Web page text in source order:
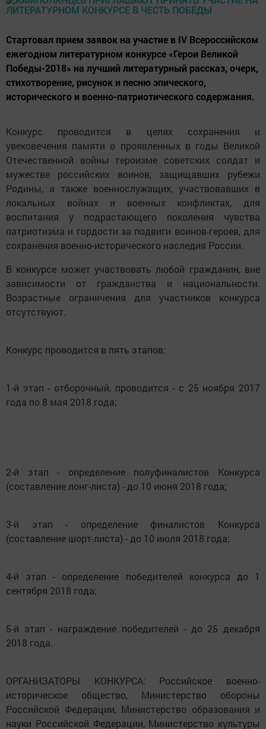
Стартовал прием заявок на участие в IV Всероссийском
ежегодном литературном конкурсе «Герои Великой
Победы-2018» на лучший литературный рассказ, очерк,
стихотворение, рисунок и песню эпического,
исторического и военно-патриотического содержания.
Конкурс проводится в целях сохранения и
увековечения памяти о проявленных в годы Великой
Отечественной войны героизме советских солдат и
мужестве российских воинов, защищавших рубежи
Родины, а также военнослужащих, участвовавших в
локальных войнах и военных конфликтах, для
воспитания у подрастающего поколения чувства
патриотизма и гордости за подвиги воинов-героев, для
сохранения военно-исторического наследия России.
В конкурсе может участвовать любой гражданин, вне
зависимости от гражданства и национальности.
Возрастные ограничения для участников конкурса
отсутствуют.
Конкурс проводится в пять этапов:
1-й этап - отборочный, проводится - с 25 ноября 2017
года по 8 мая 2018 года;
2-й этап - определение полуфиналистов Конкурса
(составление лонг-листа) - до 10 июня 2018 года;
3-й этап - определение финалистов Конкурса
(составление шорт-листа) - до 10 июля 2018 года;
4-й этап - определение победителей конкурса до 1
сентября 2018 года;
5-й этап - награждение победителей - до 25 декабря
2018 года.
ОРГАНИЗАТОРЫ КОНКУРСА: Российское военно-
историческое общество, Министерство обороны
Российской Федерации, Министерство образования и
науки Российской Федерации, Министерство культуры